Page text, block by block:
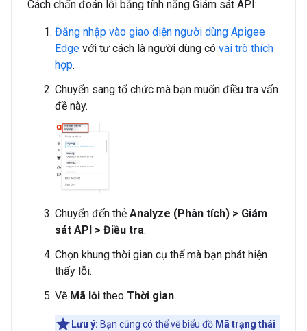
Cách chẩn đoán lỗi bằng tính năng Giám sát API:
Đăng nhập vào giao diện người dùng Apigee
Edge với tư cách là người dùng có vai trò thích
hợp.
Chuyển sang tổ chức mà bạn muốn điều tra vấn
đề này.
Chuyển đến thẻ Analyze (Phân tích) > Giám
sát API > Điều tra.
Chọn khung thời gian cụ thể mà bạn phát hiện
thấy lỗi.
Vẽ Mã lỗi theo Thời gian.
Lưu ý: Bạn cũng có thể vẽ biểu đồ Mã trạng thái